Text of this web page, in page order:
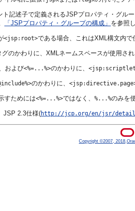
ト記述子で定義されるJSPプロパティ・グル
「JSPプロパティ・グループの構成」 を参照
<jsp:root>である場合、これはXML構文内で
グのかわりに、XMLネームスペースが使用さ
、および<%=...%>のかわりに、
のかわりに、
すためには<%=...%>ではなく、 %...%のみを
JSP 2.3仕様(http://jcp.org/en/jsr/
Copyright ©2007,